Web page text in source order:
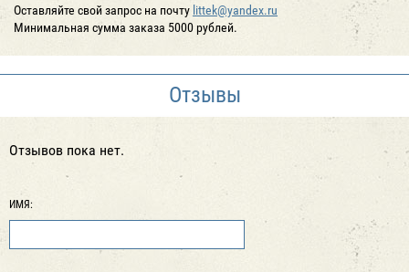
Оставляйте свой запрос на почту littek@yandex.ru
Минимальная сумма заказа 5000 рублей.
Отзывы
Отзывов пока нет.
ИМЯ: